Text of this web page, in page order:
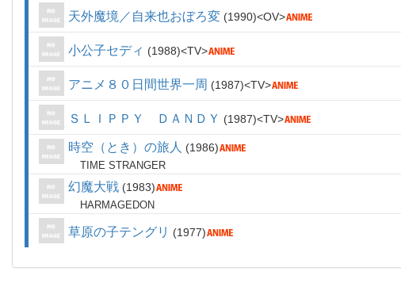
天外魔境／自来也おぼろ変 1990 OV
小公子セディ 1988 TV
アニメ８０日間世界一周 1987 TV
ＳＬＩＰＰＹ ＤＡＮＤＹ 1987 TV
時空（とき）の旅人 1986
TIME STRANGER
幻魔大戦 1983
HARMAGEDON
草原の子テングリ 1977